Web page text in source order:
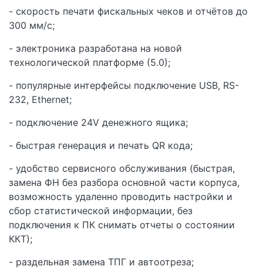
- скорость печати фискальных чеков и отчётов до
300 мм/c;
- электроника разработана на новой
технологической платформе (5.0);
- популярные интерфейсы подключение USB, RS-
232, Ethernet;
- подключение 24V денежного ящика;
- быстрая генерация и печать QR кода;
- удобство сервисного обслуживания (быстрая,
замена ФН без разбора основной части корпуса,
возможность удаленно проводить настройки и
сбор статистической информации, без
подключения к ПК снимать отчеты о состоянии
ККТ);
- раздельная замена ТПГ и автоотреза;